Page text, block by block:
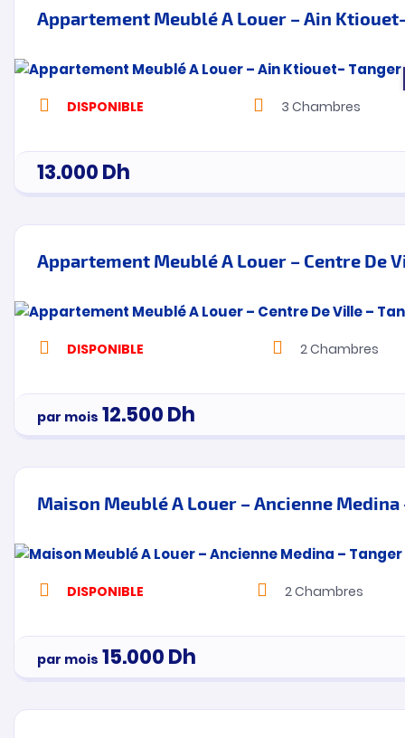
Appartement Meublé A Louer – Ain
DISPONIBLE 3 Chambres
13.000Dh
Appartement Meublé A Louer – Centre De
DISPONIBLE 2Chambres
par mois 12.500Dh
Maison Meublé A Louer – Ancienne Medina
DISPONIBLE 2Chambres
par mois 15.000Dh